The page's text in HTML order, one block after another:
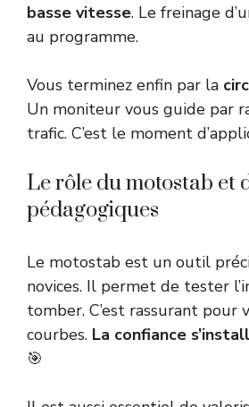
basse vitesse. Le freinage
au programme.
Vous terminez enfin par la
Un moniteur vous guide par
trafic. C’est le moment
Le rôle du motostab et
pédagogiques
Le motostab est un outil
novices. Il permet de tester
tomber. C’est rassurant pour
courbes. La confiance
🎯